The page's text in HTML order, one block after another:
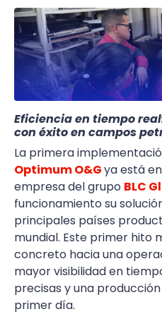
Eficiencia en tiempo
con éxito en campos
La primera
Optimum O&Gya está
empresa del grupo BLC
funcionamiento su
principales países
mundial. Este primer hito
concreto hacia una
mayor visibilidad en
precisas y una
primer día.